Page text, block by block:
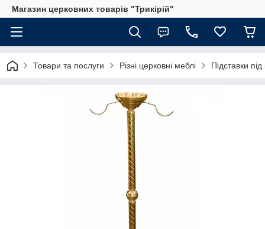
Магазин церковних товарів "Трикірій"
Товари та послуги Різні церковні меблі Підставки